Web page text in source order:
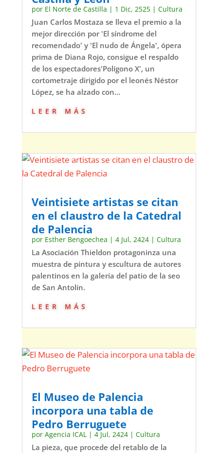
por El Norte de Castilla | 1 Dic, 2525| Cultura
Juan Carlos Mostaza se lleva el premio a la
mejor dirección por 'El síndrome del
recomendado' y 'El nudo de Ángela', ópera
prima de Diana Rojo, consigue el respaldo
de los espectadores'Polígono X', un
cortometraje dirigido por el leonés Néstor
López, se ha alzado con...
leer más
Veintisiete artistas se citan
en el claustro de la Catedral
de Palencia
por Esther Bengoechea | 4 Jul, 2424| Cultura
La Asociación Thieldon protagoninza una
muestra de pintura y escultura de autores
palentinos en la galería del patio de la seo
de San Antolín.
leer más
El Museo de Palencia
incorpora una tabla de
Pedro Berruguete
por Agencia ICAL | 4 Jul, 2424| Cultura
La pieza, que procede del retablo de la